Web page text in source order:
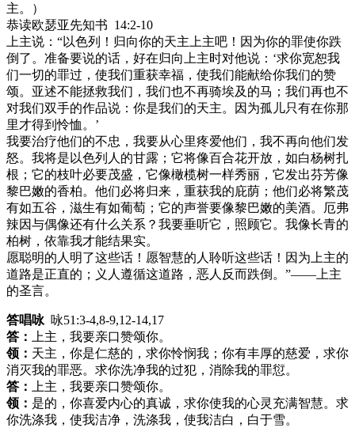
主。）
恭读欧瑟亚先知书 14:2-10
上主说：“以色列！归向你的天主上主吧！因为你的罪使你跌
倒了。准备要说的话，好在归向上主时对他说：‘求你宽恕我
们一切的罪过，使我们重获幸福，使我们能献给你我们的赞
颂。亚述不能拯救我们，我们也不再骑埃及的马；我们再也不
对我们双手的作品说：你是我们的天主。因为孤儿只有在你那
里才得到怜恤。’
我要治疗他们的不忠，我要从心里疼爱他们，我不再向他们发
怒。我将是以色列人的甘露；它将像百合花开放，如白杨树扎
根；它的枝叶必要茂盛，它像橄榄树一样秀丽，它发出芬芳像
黎巴嫩的香柏。他们必将归来，重获我的庇荫；他们必将繁茂
有如五谷，滋生有如葡萄；它的声誉要像黎巴嫩的美酒。厄弗
辣因与偶像还有什么关系？我要垂听它，照顾它。我像长青的
柏树，依靠我才能结果实。
愿聪明的人明了这些话！愿智慧的人聆听这些话！因为上主的
道路是正直的；义人遵循这道路，恶人反而跌倒。”——上主
的圣言。
答唱咏 咏51:3-4,8-9,12-14,17
答：
上主，我要亲口赞颂你。
领： 天主，你是仁慈的，求你怜悯我；你有丰厚的慈爱，求你
消灭我的罪恶。求你洗净我的过犯，消除我的罪愆。
答：
上主，我要亲口赞颂你。
领： 是的，你喜爱内心的真诚，求你使我的心灵充满智慧。求
你洗涤我，使我洁净，洗涤我，使我洁白，白于雪。